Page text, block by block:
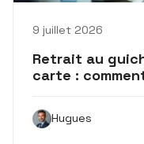
9 juillet 2026
Retrait au
carte :
Hugues